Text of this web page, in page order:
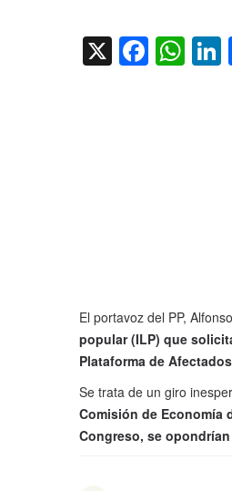
X
El portavoz del PP,
popular (ILP) que
Plataforma de
Se trata de un giro
Comisión de Economía
Congreso, se opondrían